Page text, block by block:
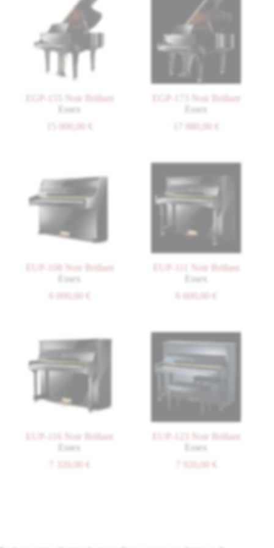
EGP-155 Noir Brillant
Essex
15 000,00 €
EGP-173 Noir Brillant
Essex
17 880,00 €
EUP-108 Noir Brillant
Essex
6 000,00 €
EUP-111 Noir Brillant
Essex
6 600,00 €
EUP-116 Noir Brillant
Essex
7 320,00 €
EUP-123 Noir Brillant
Essex
7 920,00 €